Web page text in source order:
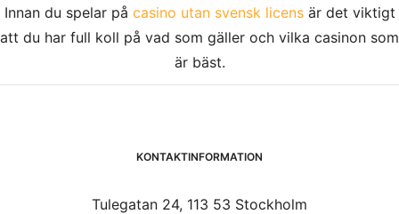
Innan du spelar på casino utan svensk licensär det viktigt
att du har full koll på vad som gäller och vilka casinon som
är bäst.
KONTAKTINFORMATION
Tulegatan 24, 113 53 Stockholm